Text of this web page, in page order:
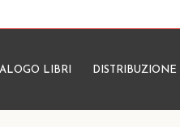
LIBRI DISTRIBUZIONE